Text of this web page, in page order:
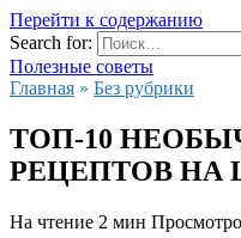
Перейти к содержанию
Search for:
Полезные советы
Главная » Без рубрики
ТОП-10
РЕЦЕПТОВ
На чтение 2 мин